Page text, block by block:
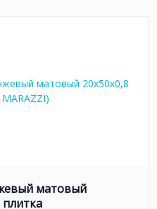
матовый
плитка